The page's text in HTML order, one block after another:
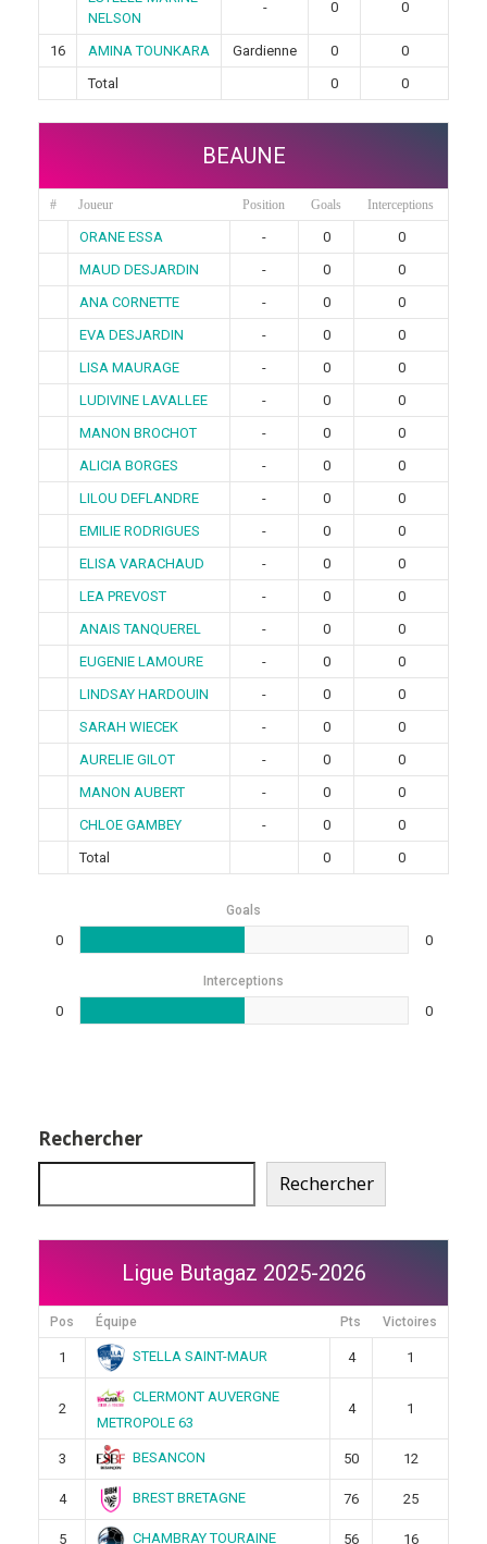
NELSON
- 0 0
16 AMINA TOUNKARA Gardienne 0
0
Total
0 0
BEAUNE
# Joueur Position Goals Interceptions
ORANE ESSA - 0
0
MAUD DESJARDIN
- 0
0
ANA CORNETTE
- 0
0
EVA DESJARDIN
- 0
0
LISA MAURAGE
- 0
0
LUDIVINE LAVALLEE
- 0
0
MANON BROCHOT
- 0
0
ALICIA BORGES
- 0
0
LILOU DEFLANDRE
- 0
0
EMILIE RODRIGUES
- 0
0
ELISA VARACHAUD
- 0
0
LEA PREVOST
- 0
0
ANAIS TANQUEREL
- 0
0
EUGENIE LAMOURE
- 0
0
LINDSAY HARDOUIN
- 0
0
SARAH WIECEK
- 0
0
AURELIE GILOT
- 0
0
MANON AUBERT
- 0
0
CHLOE GAMBEY
- 0
0
Total
0 0
Goals
0 0
Interceptions
0 0
Rechercher
Rechercher
Ligue Butagaz 2025-2026
Pos Équipe Pts Victoires
1 STELLA SAINT-MAUR 4 1
2
CLERMONT AUVERGNE
METROPOLE 63
4 1
3 BESANCON 50 12
4 BREST BRETAGNE 76 25
5 CHAMBRAY TOURAINE 56 16